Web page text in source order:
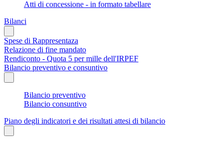
Atti di concessione - in formato tabellare
Bilanci
Spese di Rappresentaza
Relazione di fine mandato
Rendiconto - Quota 5 per mille dell'IRPEF
Bilancio preventivo e consuntivo
Bilancio preventivo
Bilancio consuntivo
Piano degli indicatori e dei risultati attesi di bilancio